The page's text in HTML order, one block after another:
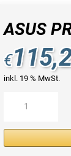
ASUS
€
inkl. 19 % MwSt.
B660M-
C